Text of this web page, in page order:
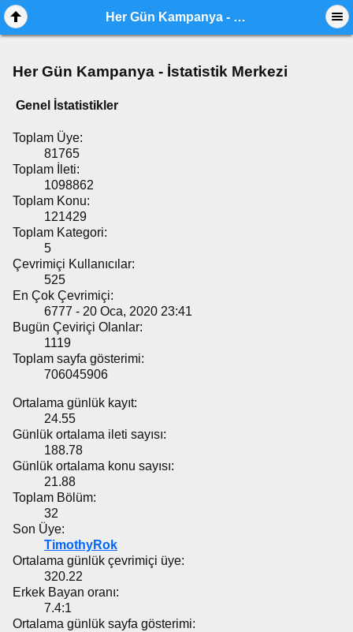
Her Gün Kampanya - İstatistik Merkezi
Her Gün Kampanya - İstatistik Merkezi
Genel İstatistikler
Toplam Üye:
81765
Toplam İleti:
1098862
Toplam Konu:
121429
Toplam Kategori:
5
Çevrimiçi Kullanıcılar:
525
En Çok Çevrimiçi:
6777 - 20 Oca, 2020 23:41
Bugün Çeviriçi Olanlar:
1119
Toplam sayfa gösterimi:
706045906
Ortalama günlük kayıt:
24.55
Günlük ortalama ileti sayısı:
188.78
Günlük ortalama konu sayısı:
21.88
Toplam Bölüm:
32
Son Üye:
TimothyRok
Ortalama günlük çevrimiçi üye:
320.22
Erkek Bayan oranı:
7.4:1
Ortalama günlük sayfa gösterimi: